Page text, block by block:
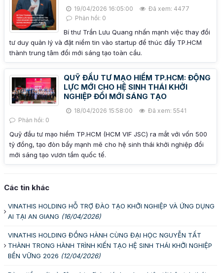
19/04/2026 16:05:00
Đã xem: 4477
Phản hồi: 0
Bí thư Trần Lưu Quang nhấn mạnh việc thay đổi
tư duy quản lý và đặt niềm tin vào startup để thúc đẩy TP.HCM
thành trung tâm đổi mới sáng tạo toàn cầu.
QUỸ ĐẦU TƯ MẠO HIỂM TP.HCM: ĐỘNG
LỰC MỚI CHO HỆ SINH THÁI KHỞI
NGHIỆP ĐỔI MỚI SÁNG TẠO
18/04/2026 15:58:00
Đã xem: 5541
Phản hồi: 0
Quỹ đầu tư mạo hiểm TP.HCM (HCM VIF JSC) ra mắt với vốn 500
tỷ đồng, tạo đòn bẩy mạnh mẽ cho hệ sinh thái khởi nghiệp đổi
mới sáng tạo vươn tầm quốc tế.
Các tin khác
VINATHIS HOLDING HỖ TRỢ ĐÀO TẠO KHỞI NGHIỆP VÀ ỨNG DỤNG
AI TẠI AN GIANG (16/04/2026)
VINATHIS HOLDING ĐỒNG HÀNH CÙNG ĐẠI HỌC NGUYỄN TẤT
THÀNH TRONG HÀNH TRÌNH KIẾN TẠO HỆ SINH THÁI KHỞI NGHIỆP
BỀN VỮNG 2026 (12/04/2026)